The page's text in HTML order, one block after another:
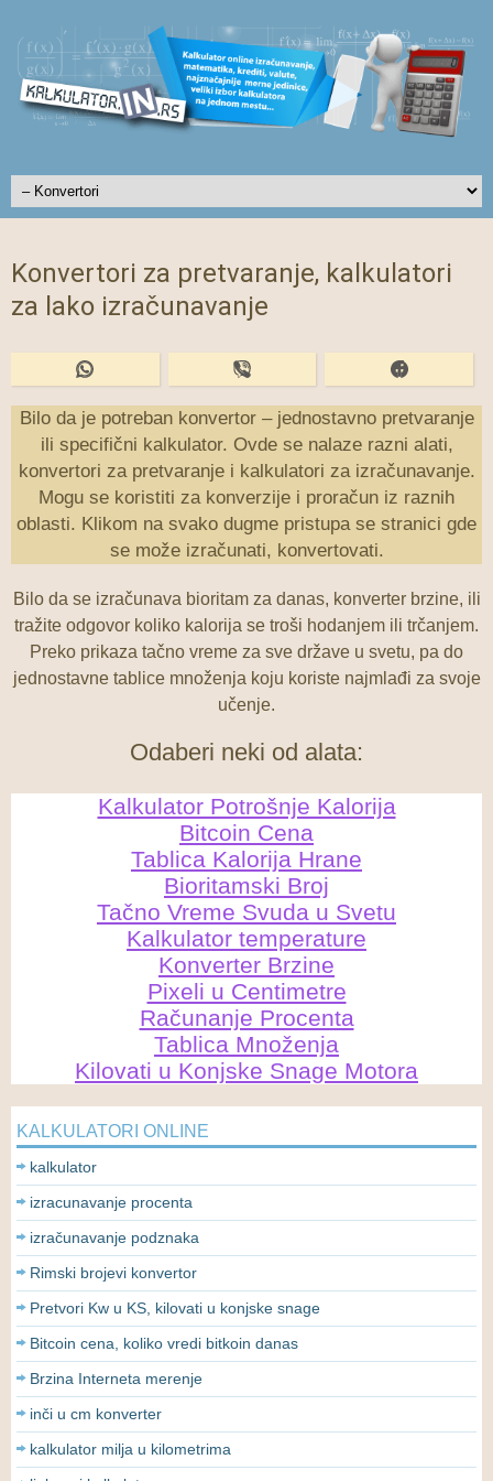
Konvertori za pretvaranje, kalkulatori
za lako izračunavanje
Bilo da je potreban konvertor – jednostavno pretvaranje
ili specifični kalkulator. Ovde se nalaze razni alati,
konvertori za pretvaranje i kalkulatori za izračunavanje.
Mogu se koristiti za konverzije i proračun iz raznih
oblasti. Klikom na svako dugme pristupa se stranici gde
se može izračunati, konvertovati.
Bilo da se izračunava bioritam za danas, konverter brzine, ili
tražite odgovor koliko kalorija se troši hodanjem ili trčanjem.
Preko prikaza tačno vreme za sve države u svetu, pa do
jednostavne tablice množenja koju koriste najmlađi za svoje
učenje.
Odaberi neki od alata:
Kalkulator Potrošnje Kalorija
Bitcoin Cena
Tablica Kalorija Hrane
Bioritamski Broj
Tačno Vreme Svuda u Svetu
Kalkulator temperature
Konverter Brzine
Pixeli u Centimetre
Računanje Procenta
Tablica Množenja
Kilovati u Konjske Snage Motora
KALKULATORI ONLINE
kalkulator
izracunavanje procenta
izračunavanje podznaka
Rimski brojevi konvertor
Pretvori Kw u KS, kilovati u konjske snage
Bitcoin cena, koliko vredi bitkoin danas
Brzina Interneta merenje
inči u cm konverter
kalkulator milja u kilometrima